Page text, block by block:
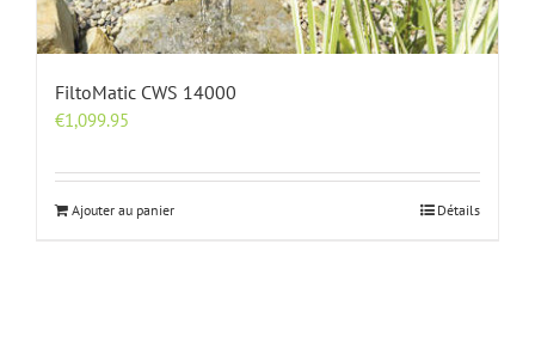
FiltoMatic CWS 14000
€1,099.95
Ajouter au panier Détails